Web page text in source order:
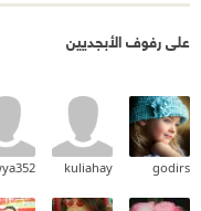
على رفوف الأبجديين
godirs
kuliahay